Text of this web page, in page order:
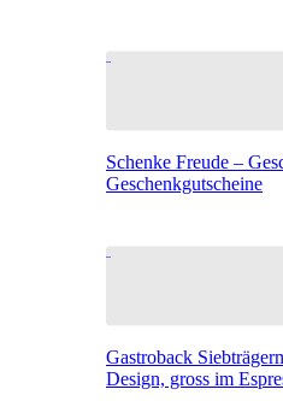
Schenke Freude –
Geschenkgutscheine
Gastroback
Design, gross im